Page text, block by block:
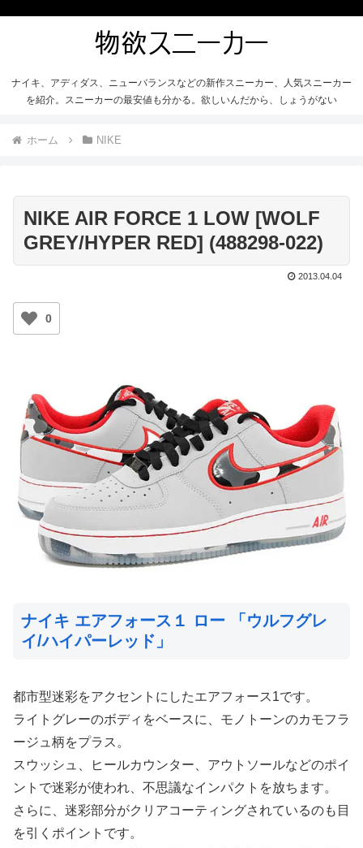
ナイキ、アディダス、ニューバランスなどの新作スニーカー、人気スニーカー
を紹介。スニーカーの最安値も分かる。欲しいんだから、しょうがない
ホーム NIKE
NIKE AIR FORCE 1 LOW [WOLF
GREY/HYPER RED] (488298-022)
2013.04.04
0
ナイキ エアフォース１ ロー 「ウルフグレ
イ/ハイパーレッド」
都市型迷彩をアクセントにしたエアフォース1です。
ライトグレーのボディをベースに、モノトーンのカモフラ
ージュ柄をプラス。
スウッシュ、ヒールカウンター、アウトソールなどのポイ
ントで迷彩が使われ、不思議なインパクトを放ちます。
さらに、迷彩部分がクリアコーティングされているのも目
を引くポイントです。